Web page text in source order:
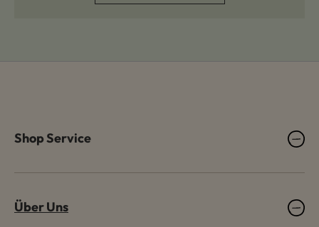
Shop Service
Über Uns